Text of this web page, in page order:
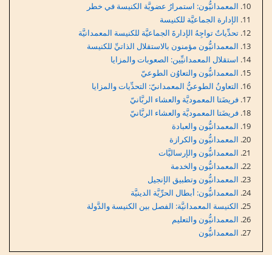
المعمدانيُّون: استمرارُ عضويَّة الكنيسة في خطر
الإدارة الجماعيَّة للكنيسة
تحدِّياتٌ تواجِهُ الإدارةَ الجماعيَّة للكنيسة المعمدانيَّة
المعمدانيُّون مؤمنون بالاستقلال الذاتيِّ للكنيسة
استقلال المعمدانيِّين: الصعوبات والمزايا
المعمدانيُّون والتعاوُن الطوعيّ
التعاونُ الطوعيُّ المعمدانيّ: التحدِّيات والمزايا
فريضَتا المعموديَّة والعشاء الربَّانيّ
فريضَتا المعموديَّة والعشاء الربَّانيّ
المعمدانيُّون والعبادة
المعمدانيُّون والكرازة
المعمدانيُّون والإرساليَّات
المعمدانيُّون والخدمة
المعمدانيُّون وتطبيق الإنجيل
المعمدانيُّون: أبطال الحرِّيَّة الدينيَّة
الكنيسة المعمدانيَّة: الفصل بين الكنيسة والدَّولة
المعمدانيُّون والتعليم
المعمدانيُّون